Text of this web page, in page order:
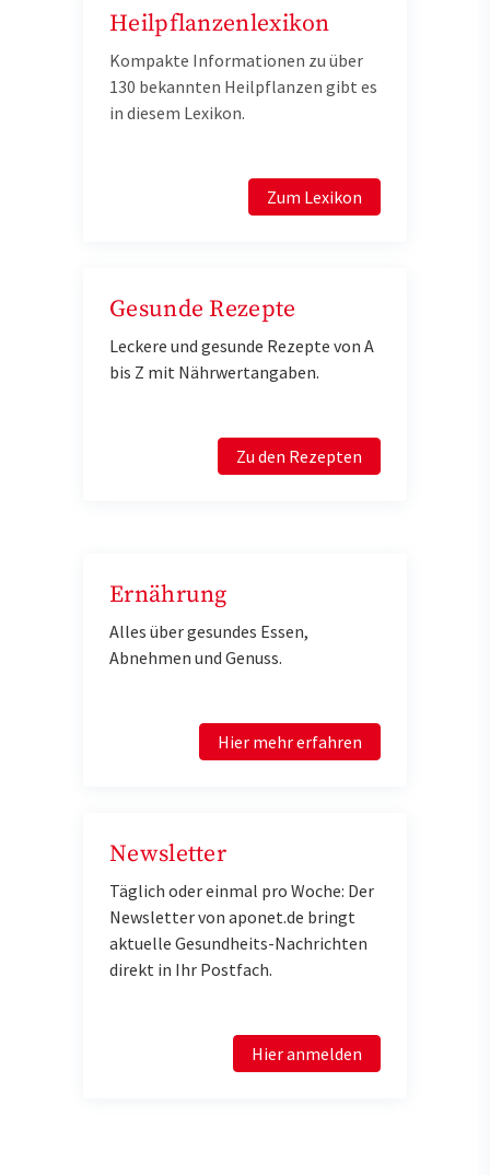
Heilpflanzenlexikon
Kompakte Informationen zu über
130 bekannten Heilpflanzen gibt es
in diesem Lexikon.
Zum Lexikon
Gesunde Rezepte
Leckere und gesunde Rezepte von A
bis Z mit Nährwertangaben.
Zu den Rezepten
Ernährung
Alles über gesundes Essen,
Abnehmen und Genuss.
Hier mehr erfahren
Newsletter
Täglich oder einmal pro Woche: Der
Newsletter von aponet.de bringt
aktuelle Gesundheits-Nachrichten
direkt in Ihr Postfach.
Hier anmelden